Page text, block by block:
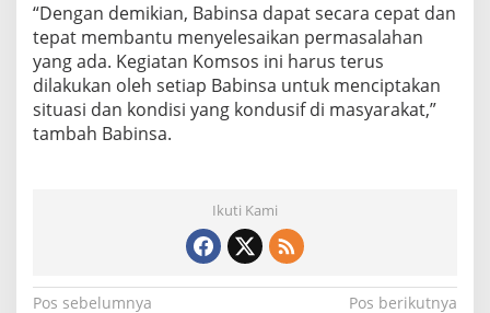
“Dengan demikian, Babinsa dapat secara cepat dan
tepat membantu menyelesaikan permasalahan
yang ada. Kegiatan Komsos ini harus terus
dilakukan oleh setiap Babinsa untuk menciptakan
situasi dan kondisi yang kondusif di masyarakat,”
tambah Babinsa.
Ikuti Kami
Pos sebelumnya
Pos berikutnya